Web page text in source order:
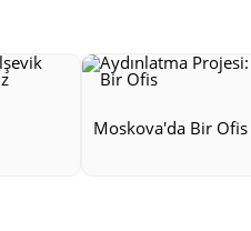
Moskova'da Bir Ofis